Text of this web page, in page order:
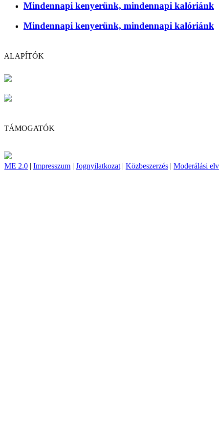
Mindennapi kenyerünk, mindennapi kalóriánk
Mindennapi kenyerünk, mindennapi kalóriánk
ALAPÍTÓK
TÁMOGATÓK
ME 2.0 | Impresszum | Jognyilatkozat | Közbeszerzés | Moderálási